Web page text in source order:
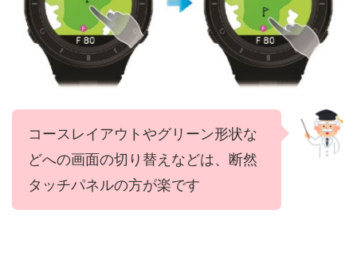
コースレイアウトやグリーン形状な
どへの画面の切り替えなどは、断然
タッチパネルの方が楽です